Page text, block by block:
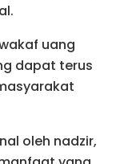
uang
dapat terus
oleh nadzir,